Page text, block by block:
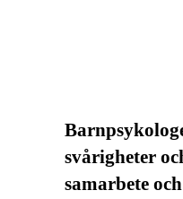
svårigheter
samarbete